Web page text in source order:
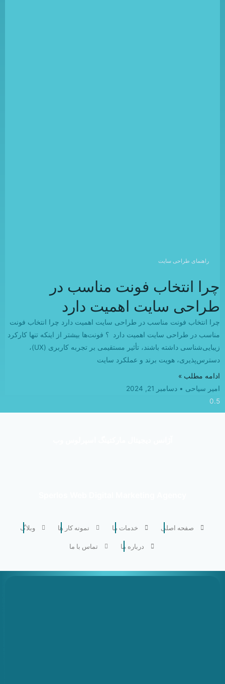
راهنمای طراحی سایت
چرا انتخاب فونت مناسب در
طراحی سایت اهمیت دارد
چرا انتخاب فونت مناسب در طراحی سایت اهمیت دارد چرا انتخاب فونت
مناسب در طراحی سایت اهمیت دارد ؟ فونت‌ها بیشتر از اینکه تنها کارکرد
زیبایی‌شناسی داشته باشند، تأثیر مستقیمی بر تجربه کاربری (UX)،
دسترس‌پذیری، هویت برند و عملکرد سایت
ادامه مطلب »
امیر سیاحی
دسامبر 21, 2024
صفحه اصلی خدمات ما نمونه کار ها وبلاگ
درباره ما تماس با ما